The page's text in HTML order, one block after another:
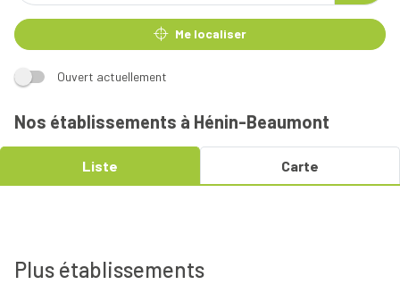
Me localiser
Ouvert actuellement
Nos établissements à Hénin-Beaumont
Liste Carte
TOMA Interim - Henin Beaumont
Plus établissements